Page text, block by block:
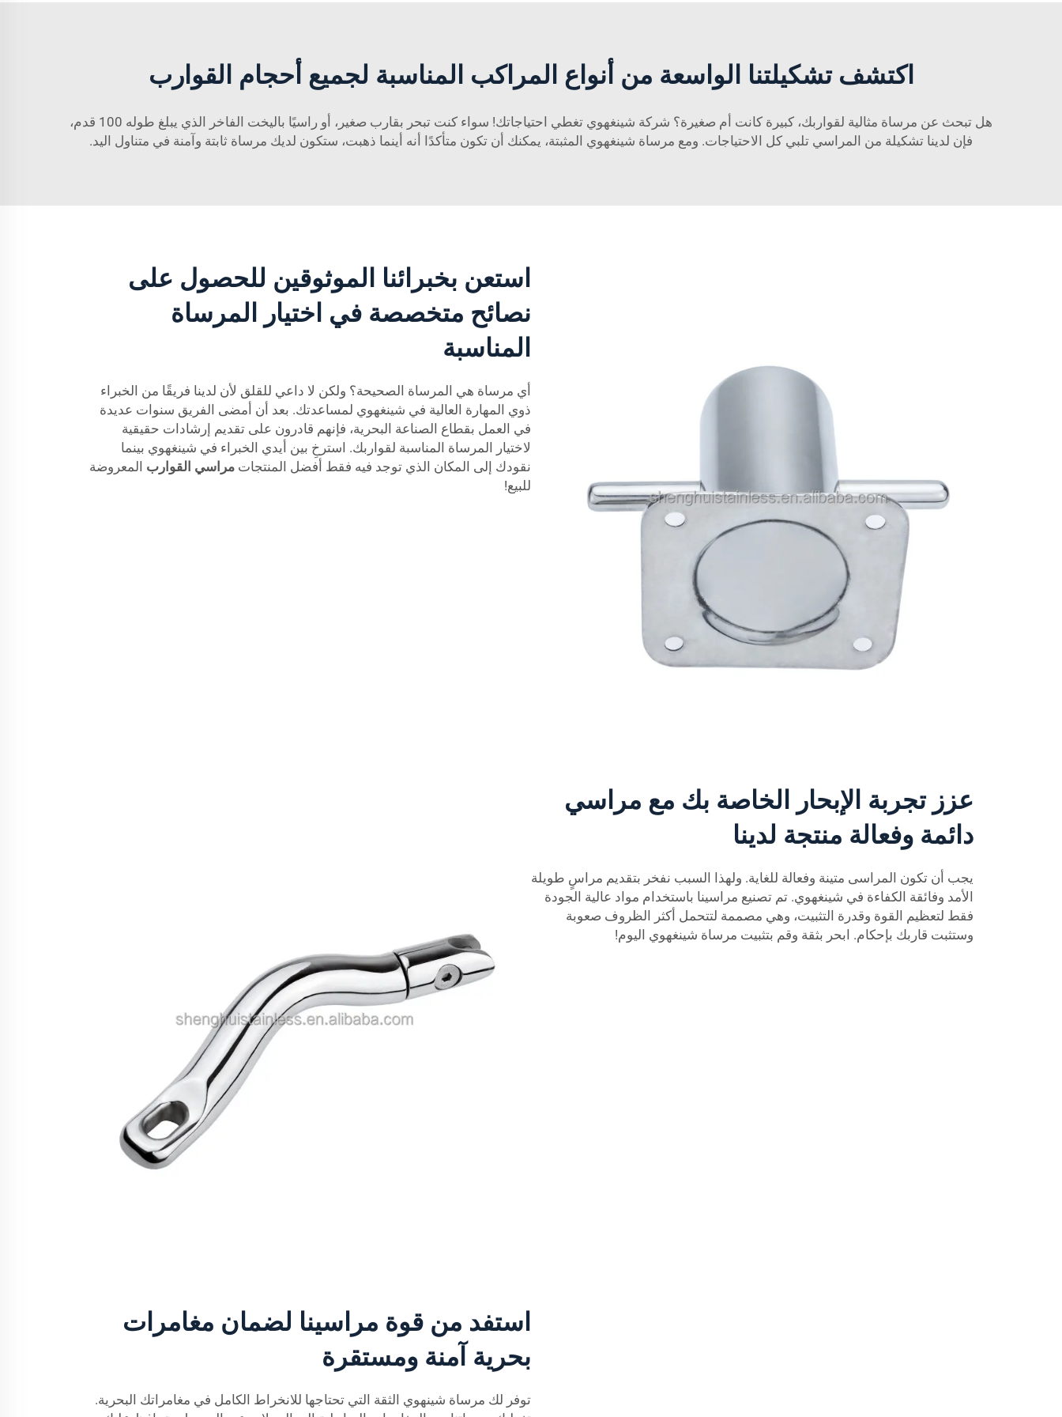
اكتشف تشكيلتنا الواسعة من أنواع المراكب المناسبة لجميع أحجام القوارب
هل تبحث عن مرساة مثالية لقواربك، كبيرة كانت أم صغيرة؟ شركة شينغهوي تغطي احتياجاتك! سواء كنت تبحر بقارب صغير، أو راسيًا باليخت الفاخر الذي يبلغ طوله 100 قدم،
فإن لدينا تشكيلة من المراسي تلبي كل الاحتياجات. ومع مرساة شينغهوي المثبتة، يمكنك أن تكون متأكدًا أنه أينما ذهبت، ستكون لديك مرساة ثابتة وآمنة في متناول اليد.
استعن بخبرائنا الموثوقين للحصول على
نصائح متخصصة في اختيار المرساة
المناسبة
أي مرساة هي المرساة الصحيحة؟ ولكن لا داعي للقلق لأن لدينا فريقًا من الخبراء
ذوي المهارة العالية في شينغهوي لمساعدتك. بعد أن أمضى الفريق سنوات عديدة
في العمل بقطاع الصناعة البحرية، فإنهم قادرون على تقديم إرشادات حقيقية
لاختيار المرساة المناسبة لقواربك. استرخِ بين أيدي الخبراء في شينغهوي بينما
نقودك إلى المكان الذي توجد فيه فقط أفضل المنتجات مراسي القوارب المعروضة
للبيع!
عزز تجربة الإبحار الخاصة بك مع مراسي
دائمة وفعالة منتجة لدينا
يجب أن تكون المراسى متينة وفعالة للغاية. ولهذا السبب نفخر بتقديم مراسٍ طويلة
الأمد وفائقة الكفاءة في شينغهوي. تم تصنيع مراسينا باستخدام مواد عالية الجودة
فقط لتعظيم القوة وقدرة التثبيت، وهي مصممة لتتحمل أكثر الظروف صعوبة
وستثبت قاربك بإحكام. ابحر بثقة وقم بتثبيت مرساة شينغهوي اليوم!
استفد من قوة مراسينا لضمان مغامرات
بحرية آمنة ومستقرة
توفر لك مرساة شينهوي الثقة التي تحتاجها للانخراط الكامل في مغامراتك البحرية.